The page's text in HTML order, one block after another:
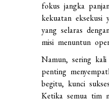
fokus jangka
kekuatan
yang selaras
misi menuntun
Namun, sering
penting
begitu, kunci
Ketika semua tim